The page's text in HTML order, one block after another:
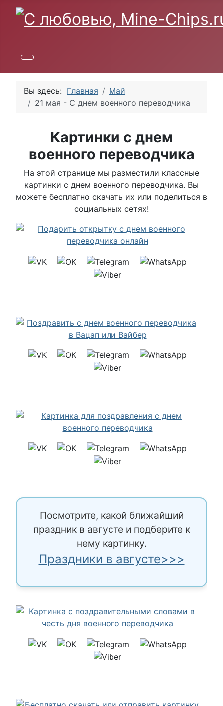
Вы здесь: Главная
Май
21 мая - С днем военного переводчика
Картинки с днем
военного переводчика
На этой странице мы разместили классные
картинки с днем военного переводчика. Вы
можете бесплатно скачать их или поделиться в
социальных сетях!
Посмотрите, какой ближайший
праздник в августе и подберите к
нему картинку.
Праздники в августе>>>